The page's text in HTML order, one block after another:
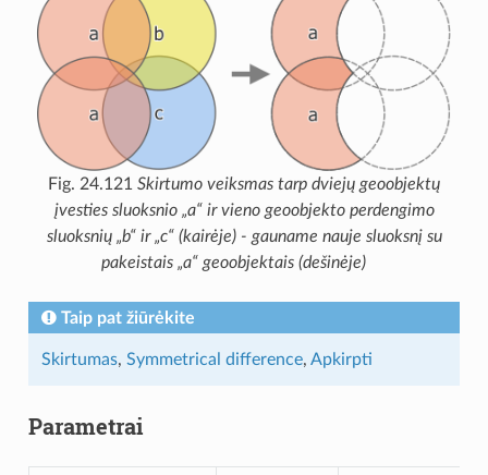
Fig. 24.121 Skirtumo veiksmas tarp dviejų geoobjektų
įvesties sluoksnio „a“ ir vieno geoobjekto perdengimo
sluoksnių „b“ ir „c“ (kairėje) - gauname nauje sluoksnį su
pakeistais „a“ geoobjektais (dešinėje)
Taip pat žiūrėkite
Skirtumas, Symmetrical difference, Apkirpti
Parametrai